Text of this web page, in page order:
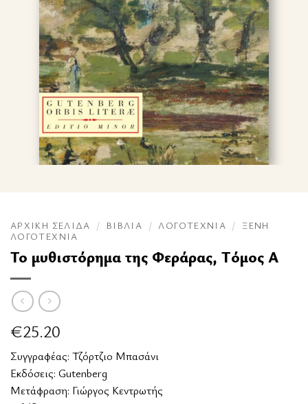
ΑΡΧΙΚΉ ΣΕΛΊΔΑ / ΒΙΒΛΊΑ / ΛΟΓΟΤΕΧΝΊΑ / ΞΈΝΗ
ΛΟΓΟΤΕΧΝΊΑ
Το μυθιστόρημα της Φεράρας, Τόμος Α
€25.20
Συγγραφέας: Τζόρτζιο Μπασάνι
Εκδόσεις: Gutenberg
Μετάφραση: Γιώργος Κεντρωτής